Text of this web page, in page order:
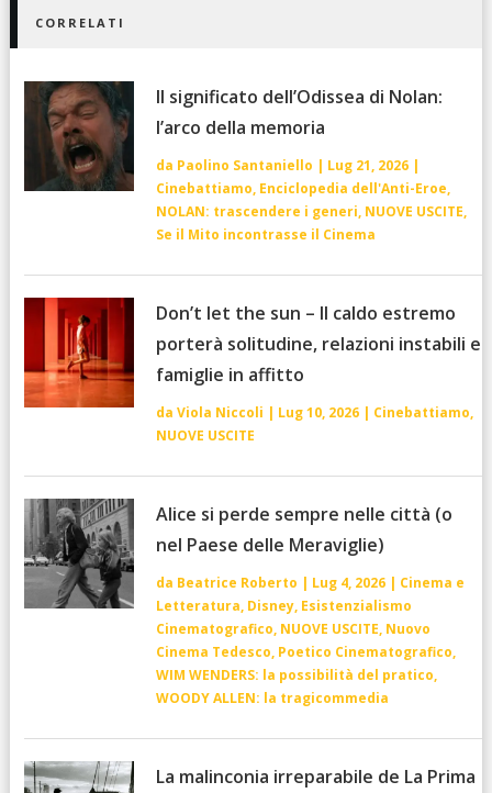
CORRELATI
Il significato dell’Odissea di Nolan:
l’arco della memoria
da Paolino Santaniello | Lug 21, 2026|
Cinebattiamo, Enciclopedia dell'Anti-Eroe,
NOLAN: trascendere i generi, NUOVE USCITE,
Se il Mito incontrasse il Cinema
Don’t let the sun – Il caldo estremo
porterà solitudine, relazioni instabili e
famiglie in affitto
da Viola Niccoli | Lug 10, 2026| Cinebattiamo,
NUOVE USCITE
Alice si perde sempre nelle città (o
nel Paese delle Meraviglie)
da Beatrice Roberto | Lug 4, 2026| Cinema e
Letteratura, Disney, Esistenzialismo
Cinematografico, NUOVE USCITE, Nuovo
Cinema Tedesco, Poetico Cinematografico,
WIM WENDERS: la possibilità del pratico,
WOODY ALLEN: la tragicommedia
La malinconia irreparabile de La Prima